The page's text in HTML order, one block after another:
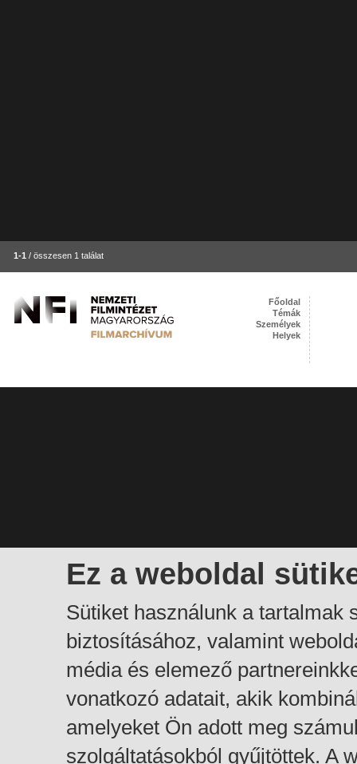
1-1 / összesen 1 találat
Ez a weboldal
Sütiket használunk a tartalmak
biztosításához, valamint
média és elemező
vonatkozó adatait, akik
amelyeket Ön adott meg
szolgáltatásokból gyűjtöttek. A
Főoldal
Témák
Személyek
Helyek